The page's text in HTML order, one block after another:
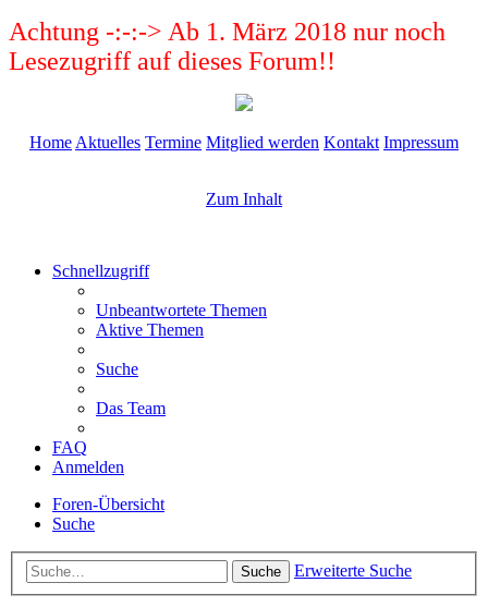
Achtung -:-:-> Ab 1. März 2018 nur noch
Lesezugriff auf dieses Forum!!
Home Aktuelles Termine Mitglied werden Kontakt Impressum
Zum Inhalt
Schnellzugriff
Unbeantwortete Themen
Aktive Themen
Suche
Das Team
FAQ
Anmelden
Foren-Übersicht
Suche
Suche Erweiterte Suche